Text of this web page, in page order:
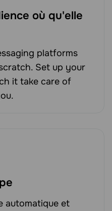
où qu'elle
platforms
Set up your
it take care of
automatique et